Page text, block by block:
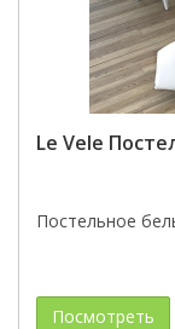
Le Vele
Постельное
Посмотреть